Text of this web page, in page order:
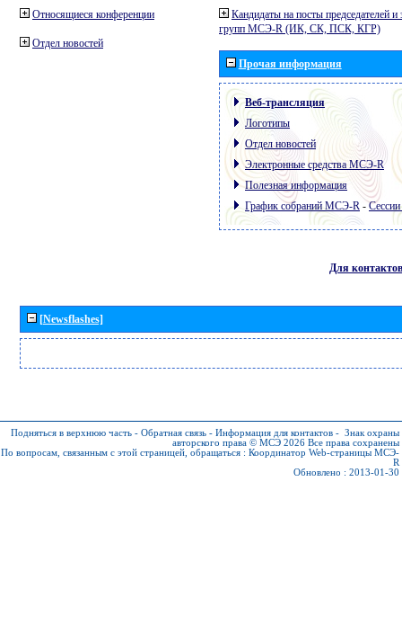
Относящиеся конференции
Отдел новостей
Кандидаты на посты председателей и
групп МСЭ-R (ИК, СК, ПСК, КГР)
Прочая информация
Веб-трансляция
Логотипы
Отдел новостей
Электронные средства МСЭ-R
Полезная информация
График собраний МСЭ-R -
Для контактов
[Newsflashes]
Подняться в верхнюю часть - Обратная связь - Информация для контактов - Знак охраны
авторского права © МСЭ 2026 Все права сохранены
По вопросам, связанным с этой страницей, обращаться : Координатор Web-страницы МСЭ-
R
Обновлено : 2013-01-30